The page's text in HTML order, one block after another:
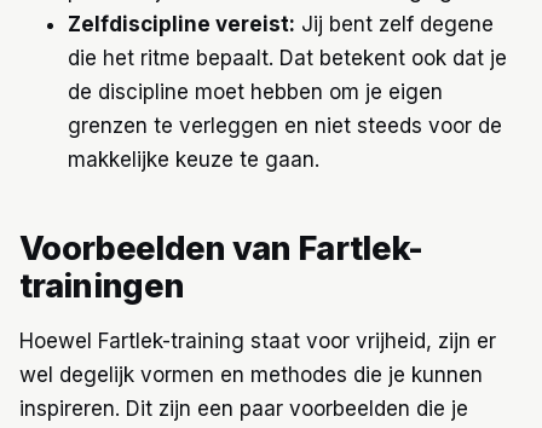
Zelfdiscipline vereist: Jij bent zelf degene
die het ritme bepaalt. Dat betekent ook dat je
de discipline moet hebben om je eigen
grenzen te verleggen en niet steeds voor de
makkelijke keuze te gaan.
Voorbeelden van Fartlek-
trainingen
Hoewel Fartlek-training staat voor vrijheid, zijn er
wel degelijk vormen en methodes die je kunnen
inspireren. Dit zijn een paar voorbeelden die je